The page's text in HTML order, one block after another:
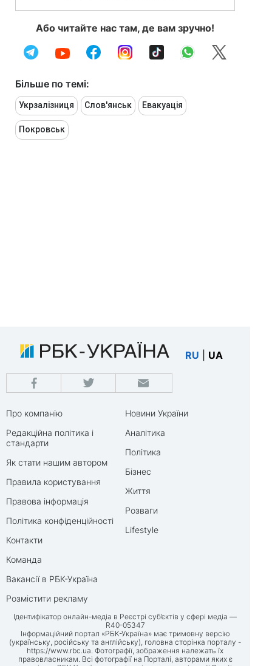
Або читайте нас там, де вам зручно!
Більше по темі:
Укрзалізниця Слов'янськ Евакуація
Покровськ
RU UA
Про компанію
Редакційна політика і
стандарти
Як стати нашим автором
Правила користування
Правова інформація
Політика конфіденційності
Контакти
Команда
Вакансії в РБК-Україна
Розмістити рекламу
Новини України
Аналітика
Політика
Бізнес
Життя
Розваги
Lifestyle
Ідентифікатор онлайн-медіа в Реєстрі суб’єктів у сфері медіа —
R40-05347
Інформаційний портал «РБК-Україна» має тримовну версію
(українську, російську та англійську), головна сторінка порталу -
https://www.rbc.ua. Фотографії, зображення належать їх
правовласникам. Всі фотографії на Порталі, авторами яких є